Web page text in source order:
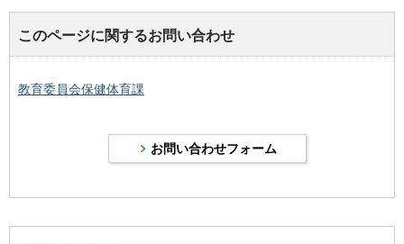
このページに関するお問い合わせ
教育委員会保健体育課